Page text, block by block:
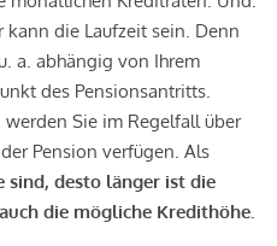
kann die Laufzeit sein. Denn
a. abhängig von Ihrem
des Pensionsantritts.
Sie im Regelfall über
Pension verfügen. Als
sind, desto länger ist die
die mögliche Kredithöhe.